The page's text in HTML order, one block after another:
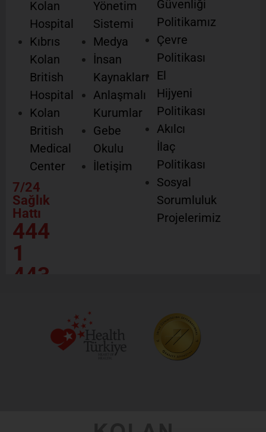
Kolan
Hospital
Kıbrıs
Kolan
British
Hospital
Kolan
British
Medical
Center
7/24
Sağlık
Hattı
444
1
443
Yönetim
Sistemi
Medya
İnsan
Kaynakları
Anlaşmalı
Kurumlar
Gebe
Okulu
İletişim
Güvenliği
Politikamız
Çevre
Politikası
El
Hijyeni
Politikası
Akılcı
İlaç
Politikası
Sosyal
Sorumluluk
Projelerimiz